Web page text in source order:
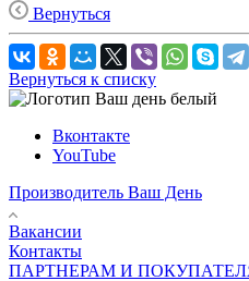
Вернуться
Вернуться к списку
Вконтакте
YouTube
Производитель Ваш День
Вакансии
Контакты
ПАРТНЕРАМ И